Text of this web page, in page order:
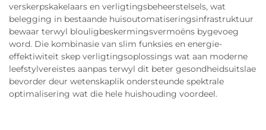
verskerpskakelaars en verligtingsbeheerstelsels, wat
belegging in bestaande huisoutomatiseringsinfrastruktuur
bewaar terwyl blouligbeskermingsvermoëns bygevoeg
word. Die kombinasie van slim funksies en energie-
effektiwiteit skep verligtingsoplossings wat aan moderne
leefstylvereistes aanpas terwyl dit beter gesondheidsuitslae
bevorder deur wetenskaplik ondersteunde spektrale
optimalisering wat die hele huishouding voordeel.